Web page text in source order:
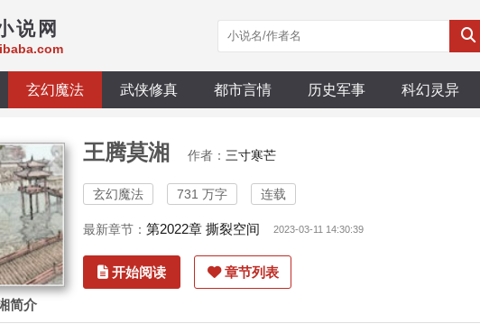
说网
玄幻魔法 武侠修真 都市言情 历史军事 科幻灵异
王腾莫湘 作者： 三寸寒芒
玄幻魔法 731 万字 连载
最新章节： 第2022章 撕裂空间 2023-03-11 14:30:39
开始阅读 章节列表
简介